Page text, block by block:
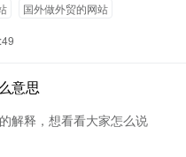
国外做外贸的网站
意思
解释，想看看大家怎么说